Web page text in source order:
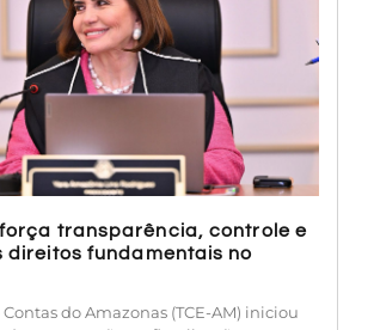
transparência, controle e
direitos fundamentais no
do Amazonas (TCE-AM) iniciou